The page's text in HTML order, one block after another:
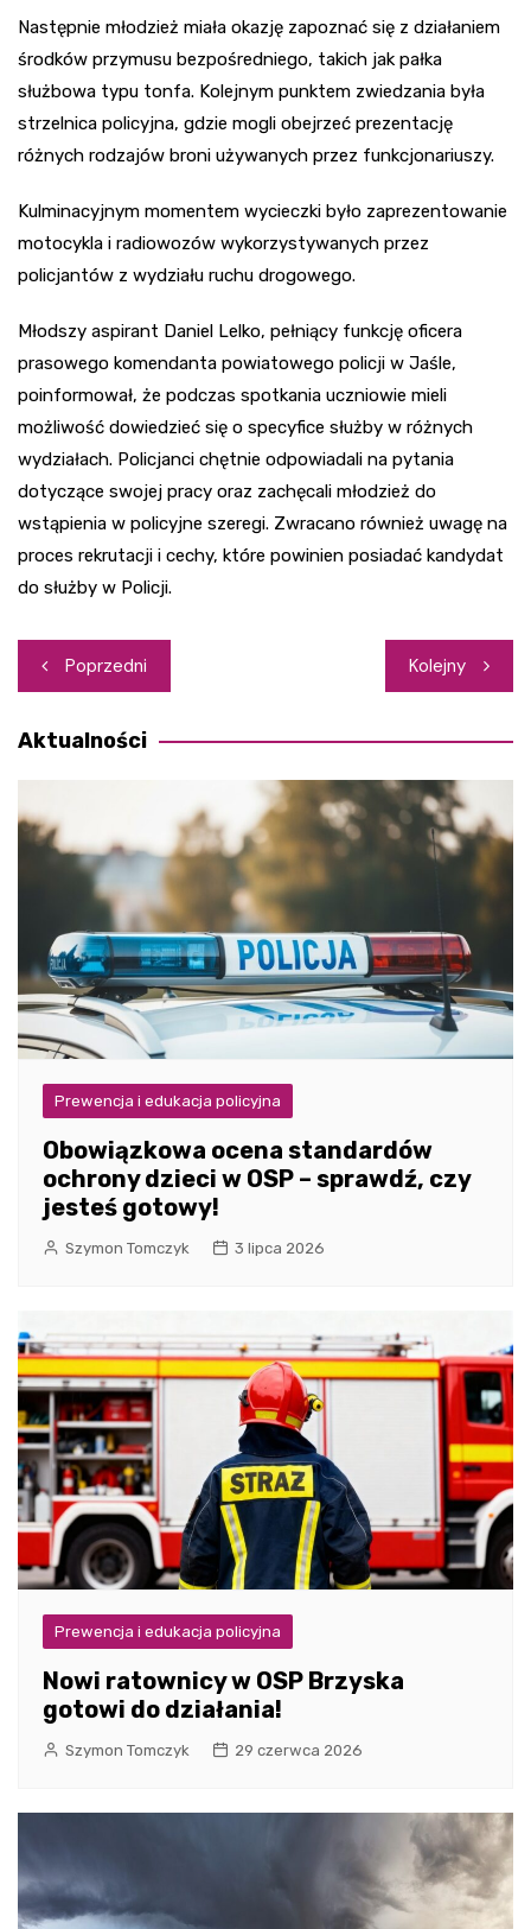
Następnie młodzież miała okazję zapoznać się z działaniem
środków przymusu bezpośredniego, takich jak pałka
służbowa typu tonfa. Kolejnym punktem zwiedzania była
strzelnica policyjna, gdzie mogli obejrzeć prezentację
różnych rodzajów broni używanych przez funkcjonariuszy.
Kulminacyjnym momentem wycieczki było zaprezentowanie
motocykla i radiowozów wykorzystywanych przez
policjantów z wydziału ruchu drogowego.
Młodszy aspirant Daniel Lelko, pełniący funkcję oficera
prasowego komendanta powiatowego policji w Jaśle,
poinformował, że podczas spotkania uczniowie mieli
możliwość dowiedzieć się o specyfice służby w różnych
wydziałach. Policjanci chętnie odpowiadali na pytania
dotyczące swojej pracy oraz zachęcali młodzież do
wstąpienia w policyjne szeregi. Zwracano również uwagę na
proces rekrutacji i cechy, które powinien posiadać kandydat
do służby w Policji.
Nawigacja
wpisu
Poprzedni Kolejny
Aktualności
Prewencja i edukacja policyjna
Obowiązkowa ocena standardów
ochrony dzieci w OSP – sprawdź, czy
jesteś gotowy!
Szymon Tomczyk 3 lipca 2026
Prewencja i edukacja policyjna
Nowi ratownicy w OSP Brzyska
gotowi do działania!
Szymon Tomczyk 29 czerwca 2026